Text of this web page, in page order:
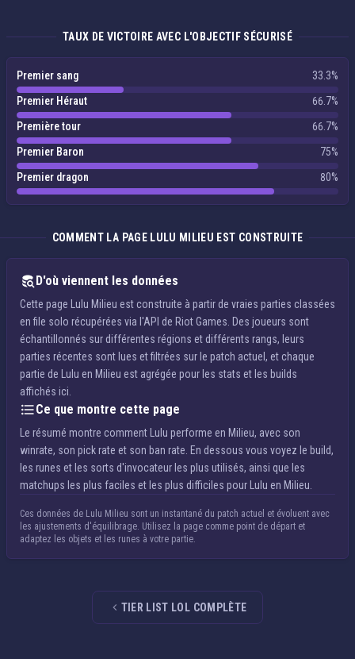
TAUX DE VICTOIRE AVEC L'OBJECTIF SÉCURISÉ
Premier sang
33.3%
Premier Héraut
66.7%
Première tour
66.7%
Premier Baron
75%
Premier dragon
80%
COMMENT LA PAGE LULU MILIEU EST CONSTRUITE
D'où viennent les données
Cette page Lulu Milieu est construite à partir de vraies parties classées
en file solo récupérées via l'API de Riot Games. Des joueurs sont
échantillonnés sur différentes régions et différents rangs, leurs
parties récentes sont lues et filtrées sur le patch actuel, et chaque
partie de Lulu en Milieu est agrégée pour les stats et les builds
affichés ici.
Ce que montre cette page
Le résumé montre comment Lulu performe en Milieu, avec son
winrate, son pick rate et son ban rate. En dessous vous voyez le build,
les runes et les sorts d'invocateur les plus utilisés, ainsi que les
matchups les plus faciles et les plus difficiles pour Lulu en Milieu.
Ces données de Lulu Milieu sont un instantané du patch actuel et évoluent avec
les ajustements d'équilibrage. Utilisez la page comme point de départ et
adaptez les objets et les runes à votre partie.
TIER LIST LOL COMPLÈTE